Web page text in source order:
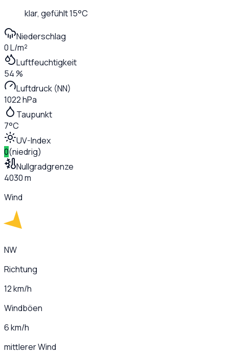
klar, gefühlt15°C
Niederschlag
0 L/m²
Luftfeuchtigkeit
54 %
Luftdruck (NN)
1022 hPa
Taupunkt
7°C
UV-Index
0(niedrig)
Nullgradgrenze
4030 m
Wind
NW
Richtung
12 km/h
Windböen
6 km/h
mittlerer Wind